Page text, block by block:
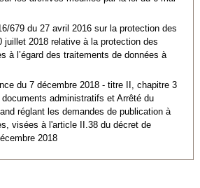
679 du 27 avril 2016 sur la protection des
juillet 2018 relative à la protection des
à l’égard des traitements de données à
du 7 décembre 2018 - titre II, chapitre 3
administratifs et Arrêté du
réglant les demandes de publication à
visées à l'article II.38 du décret de
2018